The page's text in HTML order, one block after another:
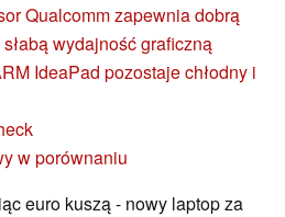
Qualcomm zapewnia dobrą
wydajność graficzną
IdeaPad pozostaje chłodny i
w porównaniu
euro kuszą - nowy laptop za